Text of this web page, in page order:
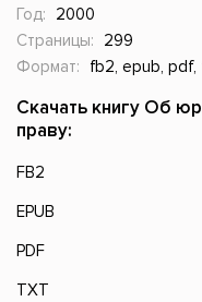
Год:
2000
Страницы:
299
Формат:
fb2, epub, pdf,
Скачать книгу Об
праву:
FB2
EPUB
PDF
TXT